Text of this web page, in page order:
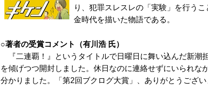
り、犯罪スレスレの「実験」を行う
金時代を描いた物語である。
○著者の受賞コメント（有川浩 氏）
『二連覇！』というタイトルで日曜日に舞い込んだ新潮
を傾げつつ開封しました。休日なのに連絡せずにいられな
分かりました。「第2回ブクログ大賞」、ありがとうござ